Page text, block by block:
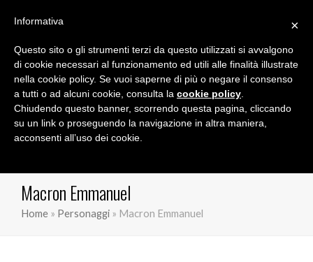
Marco Orioles
Macron Emmanuel
Home » Personaggi » Macron Emmanuel
×
Informativa
Questo sito o gli strumenti terzi da questo utilizzati si avvalgono
di cookie necessari al funzionamento ed utili alle finalità illustrate
nella cookie policy. Se vuoi saperne di più o negare il consenso
a tutti o ad alcuni cookie, consulta la cookie policy
Chiudendo questo banner, scorrendo questa pagina, cliccando
su un link o proseguendo la navigazione in altra maniera,
acconsenti all’uso dei cookie.